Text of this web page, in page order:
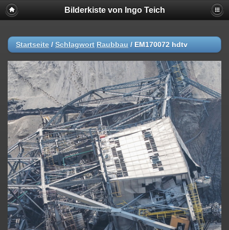
Bilderkiste von Ingo Teich
Startseite / Schlagwort Raubbau / EM170072 hdtv